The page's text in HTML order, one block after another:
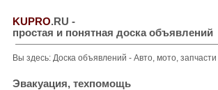
KUPRO.RU -
простая и понятная доска объявлений
Вы здесь: Доска объявлений - Авто, мото, запчасти
Эвакуация, техпомощь